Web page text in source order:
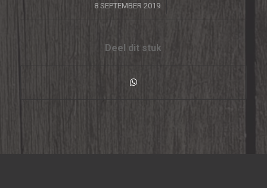
8 SEPTEMBER 2019
/
Deel dit stuk